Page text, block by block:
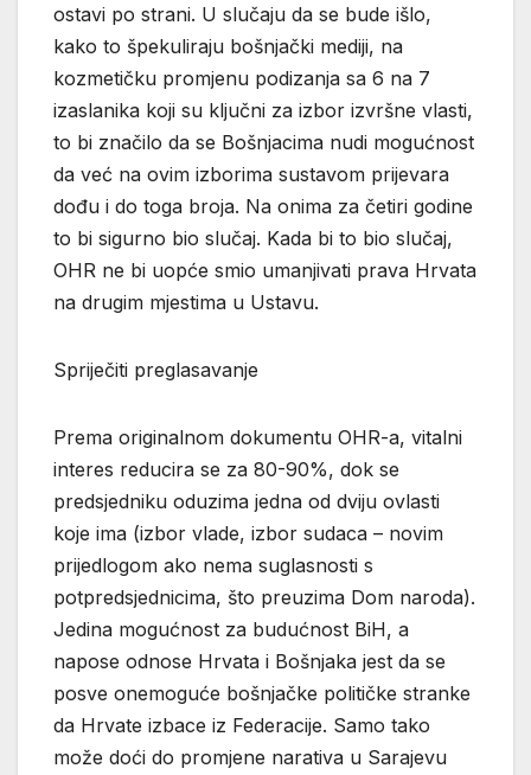
ostavi po strani. U slučaju da se bude išlo,
kako to špekuliraju bošnjački mediji, na
kozmetičku promjenu podizanja sa 6 na 7
izaslanika koji su ključni za izbor izvršne vlasti,
to bi značilo da se Bošnjacima nudi mogućnost
da već na ovim izborima sustavom prijevara
dođu i do toga broja. Na onima za četiri godine
to bi sigurno bio slučaj. Kada bi to bio slučaj,
OHR ne bi uopće smio umanjivati prava Hrvata
na drugim mjestima u Ustavu.
Spriječiti preglasavanje
Prema originalnom dokumentu OHR-a, vitalni
interes reducira se za 80-90%, dok se
predsjedniku oduzima jedna od dviju ovlasti
koje ima (izbor vlade, izbor sudaca – novim
prijedlogom ako nema suglasnosti s
potpredsjednicima, što preuzima Dom naroda).
Jedina mogućnost za budućnost BiH, a
napose odnose Hrvata i Bošnjaka jest da se
posve onemoguće bošnjačke političke stranke
da Hrvate izbace iz Federacije. Samo tako
može doći do promjene narativa u Sarajevu